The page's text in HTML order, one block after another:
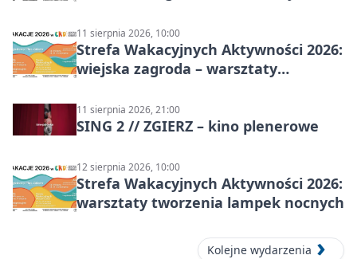
11 sierpnia 2026, 10:00
Strefa Wakacyjnych Aktywności 2026:
wiejska zagroda – warsztaty
11 sierpnia 2026, 21:00
SING 2 // ZGIERZ – kino plenerowe
12 sierpnia 2026, 10:00
Strefa Wakacyjnych Aktywności 2026:
warsztaty tworzenia lampek nocnych
Kolejne wydarzenia